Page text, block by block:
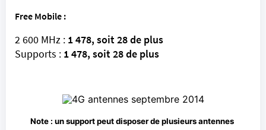
Free Mobile :
2 600 MHz : 1 478, soit 28 de plus
Supports : 1 478, soit 28 de plus
Note : un support peut disposer de plusieurs antennes